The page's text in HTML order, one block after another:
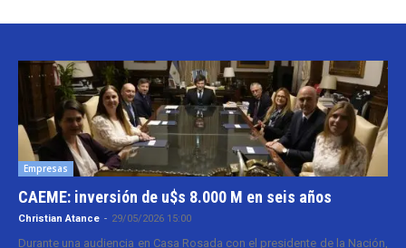
Empresas
CAEME: inversión de u$s 8.000 M en seis años
Christian Atance - 29/05/2026 15:00
Durante una audiencia en Casa Rosada con el presidente de la Nación,